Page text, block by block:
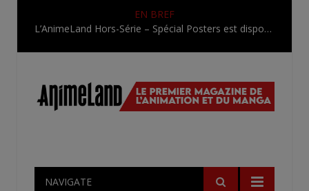
EN BREF
L’AnimeLand Hors-Série – Spécial Posters est disponible !
NAVIGATE